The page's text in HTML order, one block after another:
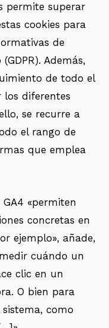
permite superar
cookies para
de
Además,
de todo el
los diferentes
se recurre a
el rango de
que emplea
«permiten
concretas en
ejemplo», añade,
cuándo un
clic en un
O bien para
como